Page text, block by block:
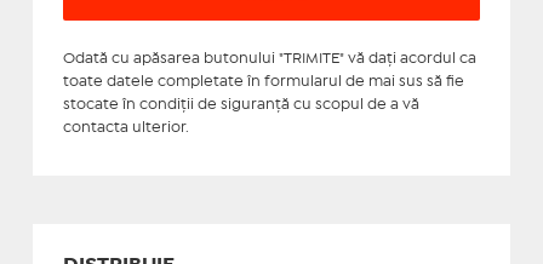
Odată cu apăsarea butonului "TRIMITE" vă daţi acordul ca
toate datele completate în formularul de mai sus să fie
stocate în condiţii de siguranţă cu scopul de a vă
contacta ulterior.